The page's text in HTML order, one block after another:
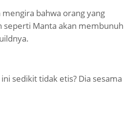
bahwa orang yang
seperti Manta akan membunuh
sedikit tidak etis? Dia sesama